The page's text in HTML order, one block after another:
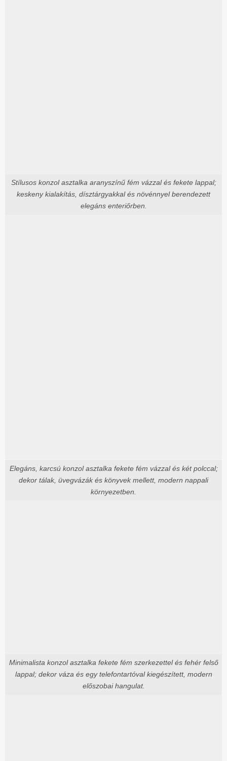
Stílusos konzol asztalka aranyszínű fém vázzal és fekete lappal;
keskeny kialakítás, dísztárgyakkal és növénnyel berendezett
elegáns enteriőrben.
Elegáns, karcsú konzol asztalka fekete fém vázzal és két polccal;
dekor tálak, üvegvázák és könyvek mellett, modern nappali
környezetben.
Minimalista konzol asztalka fekete fém szerkezettel és fehér felső
lappal; dekor váza és egy telefontartóval kiegészített, modern
előszobai hangulat.